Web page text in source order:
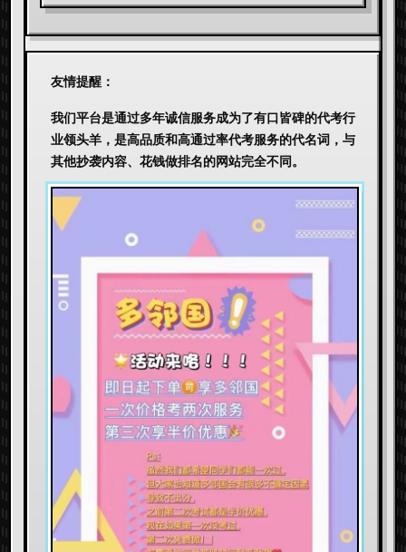
友情提醒：
我们平台是通过多年诚信服务成为了有口皆碑的代考行
业领头羊，是高品质和高通过率代考服务的代名词，与
其他抄袭内容、花钱做排名的网站完全不同。